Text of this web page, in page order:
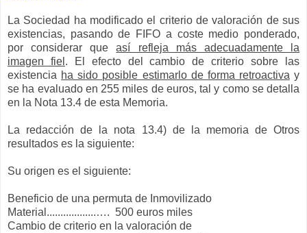
La Sociedad ha modificado el criterio de valoración de sus
existencias, pasando de FIFO a coste medio ponderado,
por considerar queasí refleja más adecuadamente la
imagen fiel . El efecto del cambio de criterio sobre las
existencia ha sido posible estimarlo de forma retroactiva y
se ha evaluado en 255 miles de euros, tal y como se detalla
en la Nota 13.4 de esta Memoria.
La redacción de la nota 13.4) de la memoria de Otros
resultados es la siguiente:
Su origen es el siguiente:
Beneficio de una permuta de Inmovilizado
Material..................…. 500 euros miles
Cambio de criterio en la valoración de